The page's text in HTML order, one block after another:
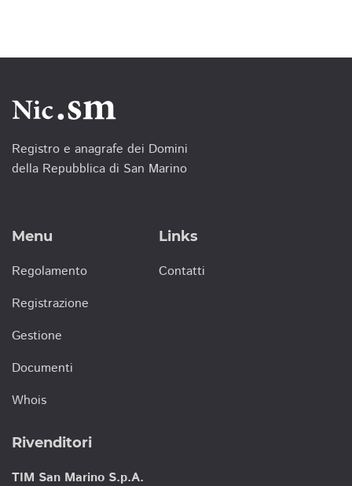
Registro e anagrafe dei Domini
della Repubblica di San Marino
Menu
Regolamento
Registrazione
Gestione
Documenti
Whois
Links
Contatti
Rivenditori
TIM San Marino S.p.A.